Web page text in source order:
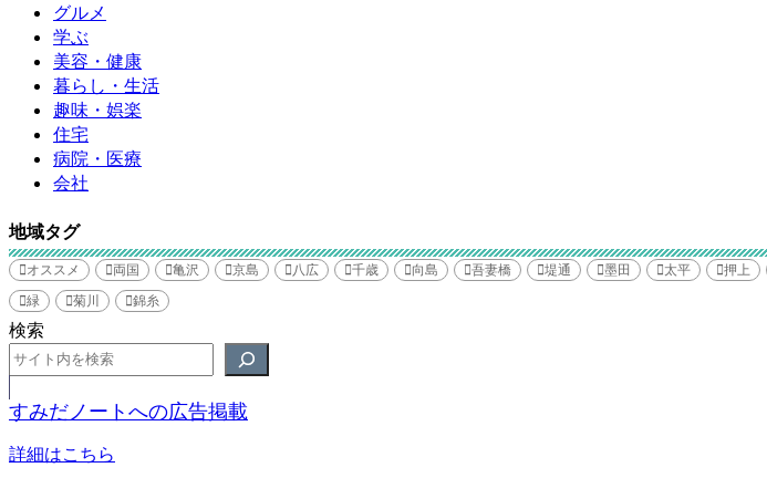
グルメ
学ぶ
美容・健康
暮らし・生活
趣味・娯楽
住宅
病院・医療
会社
地域タグ
オススメ 両国 亀沢 京島 八広 千歳 向島 吾妻橋 堤通 墨田 太平 押上
緑
菊川 錦糸
検索
すみだノートへの広告掲載
詳細はこちら